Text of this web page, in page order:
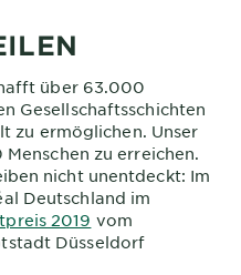
über 63.000
Gesellschaftsschichten
zu ermöglichen. Unser
zu erreichen.
nicht unentdeckt: Im
Deutschland im
2019 vom
Düsseldorf